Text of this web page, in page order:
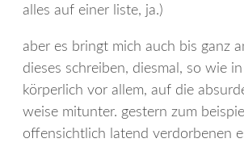
alles auf einer liste, ja.)
aber es bringt mich auch bis ganz
dieses schreiben, diesmal, so wie
körperlich vor allem, auf die
weise mitunter. gestern zum
offensichtlich latend verdorbenen